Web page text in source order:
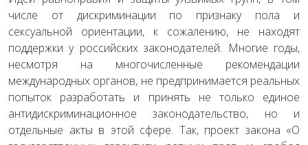
числе от дискриминации по признаку пола и
сексуальной ориентации, к сожалению, не находят
поддержки у российских законодателей. Многие годы,
несмотря на многочисленные рекомендации
международных органов, не предпринимается реальных
попыток разработать и принять не только единое
антидискриминационное законодательство, но и
отдельные акты в этой сфере. Так, проект закона «О